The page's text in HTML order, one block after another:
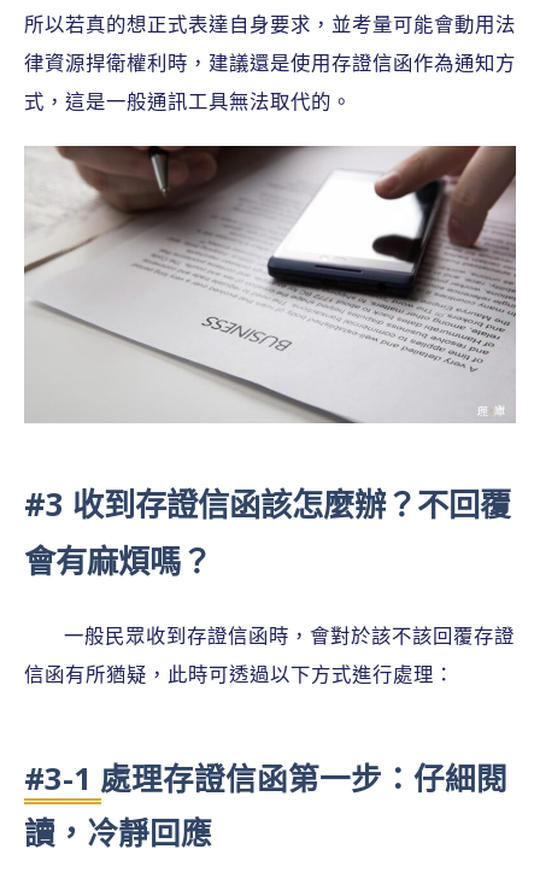
所以若真的想正式表達自身要求，並考量可能會動用法
律資源捍衛權利時，建議還是使用存證信函作為通知方
式，這是一般通訊工具無法取代的。
#3 收到存證信函該怎麼辦？不回覆
會有麻煩嗎？
一般民眾收到存證信函時，會對於該不該回覆存證
信函有所猶疑，此時可透過以下方式進行處理：
#3-1 處理存證信函第一步：仔細閱
讀，冷靜回應